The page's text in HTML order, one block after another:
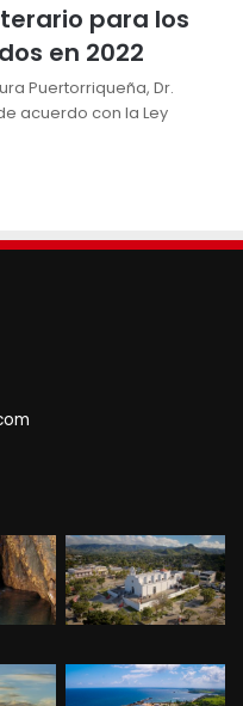
para los
en 2022
Puertorriqueña, Dr.
acuerdo con la Ley